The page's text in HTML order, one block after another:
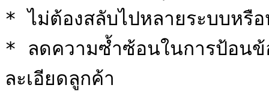
* ไม่ต้องสลับไปหลายระบบหรื
* ลดความซ้ำซ้อนในการป้อน
ละเอียดลูกค้า